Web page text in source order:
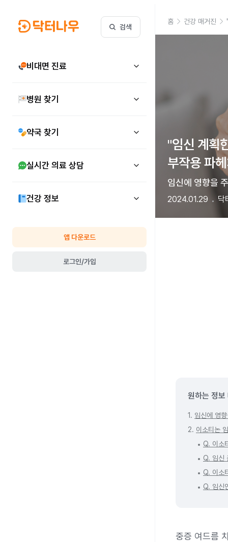
검색
비대면 진료
병원 찾기
약국 찾기
실시간 의료 상담
건강 정보
앱 다운로드
로그인/가입
홈 건강 매거진
"임신 계획
부작용 파
임신에 영향을
2024.01.29 닥
원하는 정보
1. 임신에 영
2. 이소티논
Q. 이소
Q. 임신
Q. 이소
Q. 임신
중증 여드름